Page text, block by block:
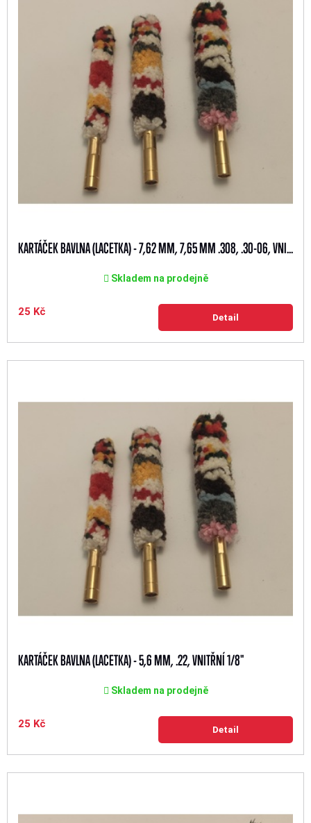
KARTÁČEK BAVLNA (LACETKA) - 7,62 MM, 7,65 MM .308, .30-06, VNI...
Skladem na prodejně
25 Kč Detail
KARTÁČEK BAVLNA (LACETKA) - 5,6 MM, .22, VNITŘNÍ 1/8"
Skladem na prodejně
25 Kč Detail